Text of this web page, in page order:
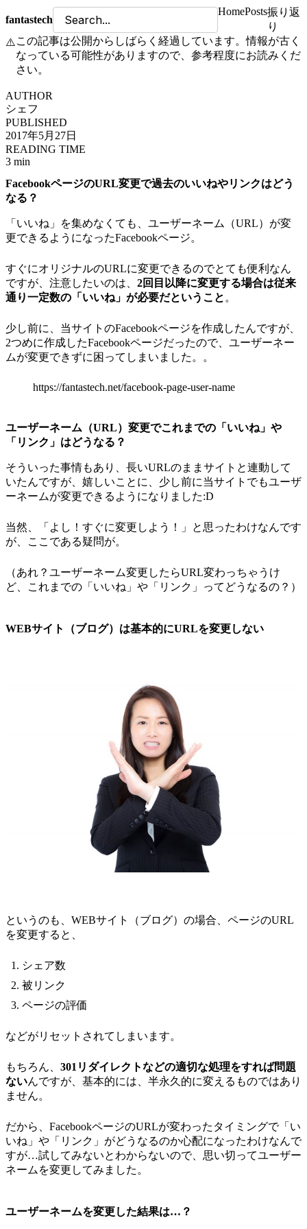
fantastech
HomePosts振り返
り
⚠️この記事は公開からしばらく経過しています。情報が古く
なっている可能性がありますので、参考程度にお読みくだ
さい。
AUTHOR
シェフ
PUBLISHED
2017年5月27日
READING TIME
3 min
FacebookページのURL変更で過去のいいねやリンクはどう
なる？
「いいね」を集めなくても、ユーザーネーム（URL）が変
更できるようになったFacebookページ。
すぐにオリジナルのURLに変更できるのでとても便利なん
ですが、注意したいのは、 2回目以降に変更する場合は従来
通り一定数の「いいね」が必要だということ 。
少し前に、当サイトのFacebookページを作成したんですが、
2つめに作成したFacebookページだったので、ユーザーネー
ムが変更できずに困ってしまいました。。
https://fantastech.net/facebook-page-user-name
ユーザーネーム（URL）変更でこれまでの「いいね」や
「リンク」はどうなる？
そういった事情もあり、長いURLのままサイトと連動して
いたんですが、嬉しいことに、少し前に当サイトでもユーザ
ーネームが変更できるようになりました:D
当然、「よし！すぐに変更しよう！」と思ったわけなんです
が、ここである疑問が。
（あれ？ユーザーネーム変更したらURL変わっちゃうけ
ど、これまでの「いいね」や「リンク」ってどうなるの？）
WEBサイト（ブログ）は基本的にURLを変更しない
というのも、WEBサイト（ブログ）の場合、ページのURL
を変更すると、
シェア数
被リンク
ページの評価
などがリセットされてしまいます。
もちろん、 301リダイレクトなどの適切な処理をすれば問題
ないんですが、基本的には、半永久的に変えるものではあり
ません。
だから、FacebookページのURLが変わったタイミングで「い
いね」や「リンク」がどうなるのか心配になったわけなんで
すが…試してみないとわからないので、思い切ってユーザー
ネームを変更してみました。
ユーザーネームを変更した結果は…？